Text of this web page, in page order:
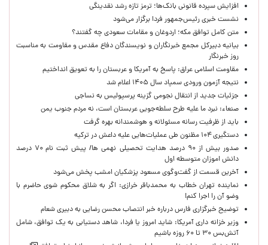
افزایش سپرده قانونی بانک‌ها؛ ترمز تازه رشد نقدینگی
نشست خبری رئیس‌جمهور فردا برگزار می‌شود
متن کامل توافق مکه؛ اردوغان و مقامات سعودی چه گفتند؟
بیانیه دبیرکل مجمع خبرنگاران و نویسندگان دفاع مقدس و مقاومت به مناسبت
روز خبرنگار
مقاومت اسلامی عراق: پاسخ به آمریکا و عربستان را به تعویق انداختیم
نتیجه آزمون ورودی سمپاد سال ۱۴۰۵ اعلام شد
جزئیات جدید از انتقال نجومی گزینه پرسپولیس به نساجی
صنعاء: نبرد ما علیه طرح سلطه‌جویی عربستان است، نه مردم جنوب یمن
باید از ظرفیت رسانه مسئولانه و هوشمندانه بهره گرفت
دستگیری ۱۰۴ مظنون طی عملیات‌هایی علیه داعش در ترکیه
صدور بیش از ۹۰ درصد هدایت تحصیلی نهمی ها/ پیش ثبت نام ۷۰ درصد
دانش اموزان متوسطه اول
آخرین قسمت از گفت‌وگوی مسعود پزشکیان امشب پخش می‌شود
نماینده تهران خطاب به محمدباقر خرازی: اگر به شلاق محکوم شوی حاضرم با
وضو آن را اجرا کنم!
توضیح خبرگزاری فارس درباره خبر انتصاب محسن رضایی به دبیری شعام
وزیر خزانه داری آمریکا: شاید امروز یا فردا، شاهد دستیابی به یک توافق، شامل
آتش‌بس ۳۰ تا ۶۰ روزه باشیم